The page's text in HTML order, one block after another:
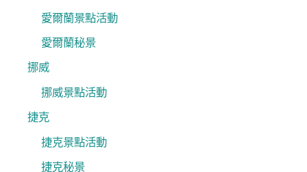
愛爾蘭景點活動
愛爾蘭秘景
挪威
挪威景點活動
捷克
捷克景點活動
捷克秘景